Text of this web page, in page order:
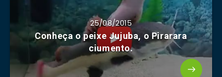
25/08/2015
Conheça o peixe Jujuba, o Pirarara
ciumento.